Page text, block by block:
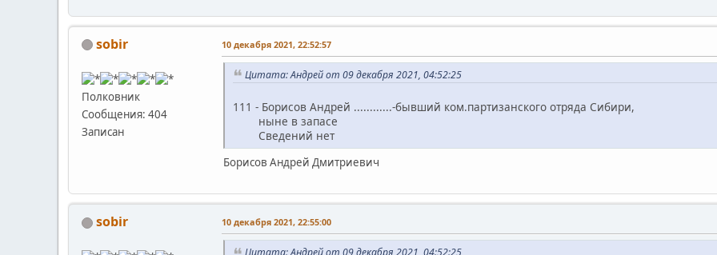
sobir
Полковник
Сообщения: 404
Записан
10 декабря 2021, 22:52:57
Цитата: Андрей от 09 декабря 2021, 04:52:25
111 - Борисов Андрей ............-бывший ком.партизанского отряда Сибири,
ныне в запасе
Сведений нет
Борисов Андрей Дмитриевич
sobir 10 декабря 2021, 22:55:00